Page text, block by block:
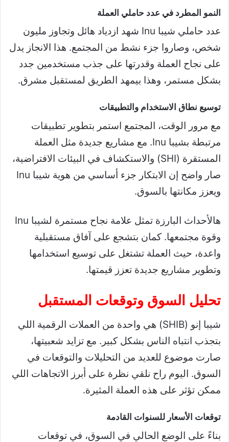
النمو المطرد في عدد حاملي العملة
عدد حاملي شيبا Inu شهد ازدياد هائل وتجاوز مليون
شخص، وصاروا جزء نشط من المجتمع. هذا الانجاز يدل
على نجاح العملة وقدرتها على جذب مستخدمين جدد
بشكل مستمر، وهذا بيمهد الطريق لمستقبل مشرق.
توسيع نطاق الاستخدام والتطبيقات
مع مرور الوقت، المجتمع استمر بتطوير تطبيقات
مرتبطة بشيبا Inu. مع مشاريع جديدة مثل العملة
المستقرة (SHI) والاستكشاف في البيئات الافتراضية،
صار واضح إن الابتكار جزء أساسي من هوية شيبا Inu
ويعزز مكانتها بالسوق.
هالأحداث البارزة تمثل علامة نجاح مستمرة لشيبا Inu
وقوة مجتمعها. كمان بتشجع على آفاق مستقبلية
واعدة، حيث العملة تشتغل على توسيع استخدامها
وتطوير مشاريع جديدة تعزز قيمتها.
تحليل السوق وتوقعات المستقبل
شيبا إنو (SHIB) هي واحدة من العملات الرقمية اللي
بتجذب انتباه الناس بشكل كبير. مع تزايد شعبيتها،
صارت موضوع للعديد من التحليلات والتوقعات في
السوق. اليوم راح نلقي نظرة على أبرز الاتجاهات اللي
ممكن تؤثر على هذه العملة المثيرة.
توقعات الأسعار للسنوات القادمة
بناءً على الوضع الحالي في السوق، في توقعات